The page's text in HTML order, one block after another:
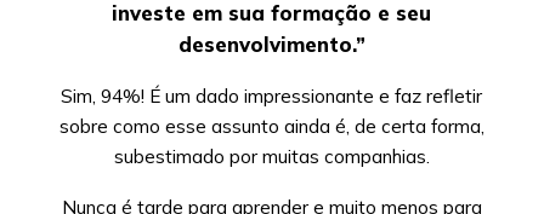
investe em sua formação e seu
desenvolvimento.”
Sim, 94%! É um dado impressionante e faz refletir
sobre como esse assunto ainda é, de certa forma,
subestimado por muitas companhias.
Nunca é tarde para aprender e muito menos para